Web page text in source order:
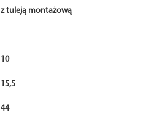
z tuleją montażową
10
15,5
44